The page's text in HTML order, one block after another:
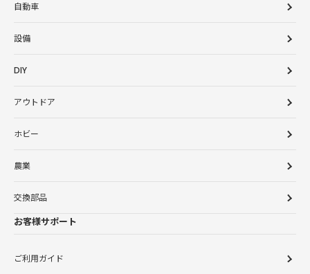
自動車
設備
DIY
アウトドア
ホビー
農業
交換部品
お客様サポート
ご利用ガイド